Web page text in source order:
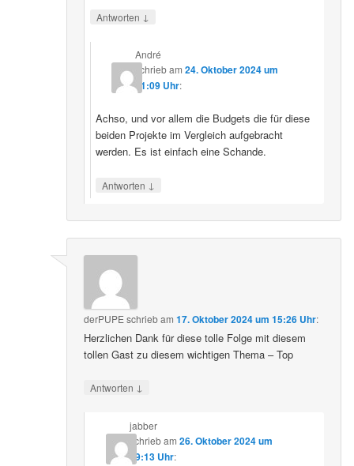
Antworten ↓
André
schriebam24. Oktober 2024 um
11:09 Uhr:
Achso, und vor allem die Budgets die für diese
beiden Projekte im Vergleich aufgebracht
werden. Es ist einfach eine Schande.
Antworten ↓
derPUPE schriebam17. Oktober 2024 um 15:26 Uhr:
Herzlichen Dank für diese tolle Folge mit diesem
tollen Gast zu diesem wichtigen Thema – Top
Antworten ↓
jabber
schriebam 26. Oktober 2024 um
09:13 Uhr: